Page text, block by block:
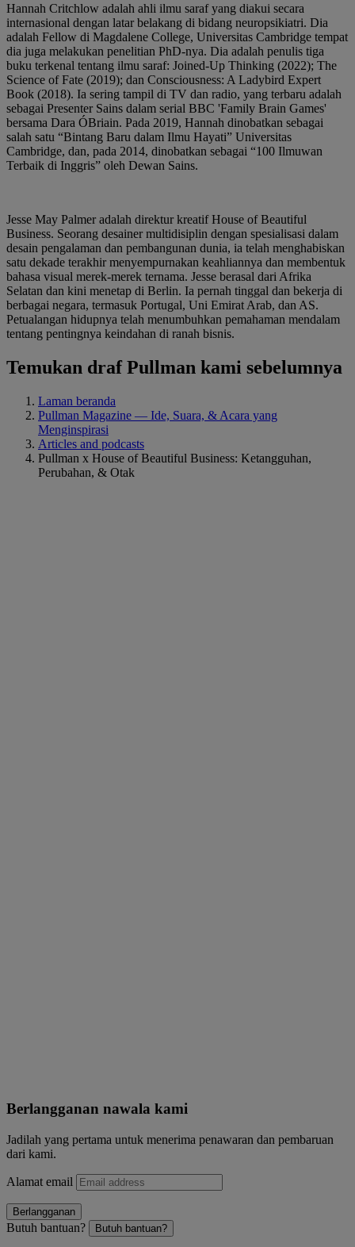
Hannah Critchlow adalah ahli ilmu saraf yang diakui secara
internasional dengan latar belakang di bidang neuropsikiatri. Dia
adalah Fellow di Magdalene College, Universitas Cambridge tempat
dia juga melakukan penelitian PhD-nya. Dia adalah penulis tiga
buku terkenal tentang ilmu saraf: Joined-Up Thinking (2022); The
Science of Fate (2019); dan Consciousness: A Ladybird Expert
Book (2018). Ia sering tampil di TV dan radio, yang terbaru adalah
sebagai Presenter Sains dalam serial BBC 'Family Brain Games'
bersama Dara ÓBriain. Pada 2019, Hannah dinobatkan sebagai
salah satu “Bintang Baru dalam Ilmu Hayati” Universitas
Cambridge, dan, pada 2014, dinobatkan sebagai “100 Ilmuwan
Terbaik di Inggris” oleh Dewan Sains.
Jesse May Palmer adalah direktur kreatif House of Beautiful
Business. Seorang desainer multidisiplin dengan spesialisasi dalam
desain pengalaman dan pembangunan dunia, ia telah menghabiskan
satu dekade terakhir menyempurnakan keahliannya dan membentuk
bahasa visual merek-merek ternama. Jesse berasal dari Afrika
Selatan dan kini menetap di Berlin. Ia pernah tinggal dan bekerja di
berbagai negara, termasuk Portugal, Uni Emirat Arab, dan AS.
Petualangan hidupnya telah menumbuhkan pemahaman mendalam
tentang pentingnya keindahan di ranah bisnis.
Temukan draf Pullman kami sebelumnya
Laman beranda
Pullman Magazine — Ide, Suara, & Acara yang
Menginspirasi
Articles and podcasts
Pullman x House of Beautiful Business: Ketangguhan,
Perubahan, & Otak
Berlangganan nawala kami
Jadilah yang pertama untuk menerima penawaran dan pembaruan
dari kami.
Alamat email
Berlangganan
Butuh bantuan? Butuh bantuan?